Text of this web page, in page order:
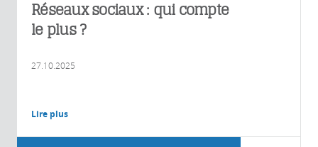
Réseaux sociaux : qui compte
le plus ?
27.10.2025
Lire plus